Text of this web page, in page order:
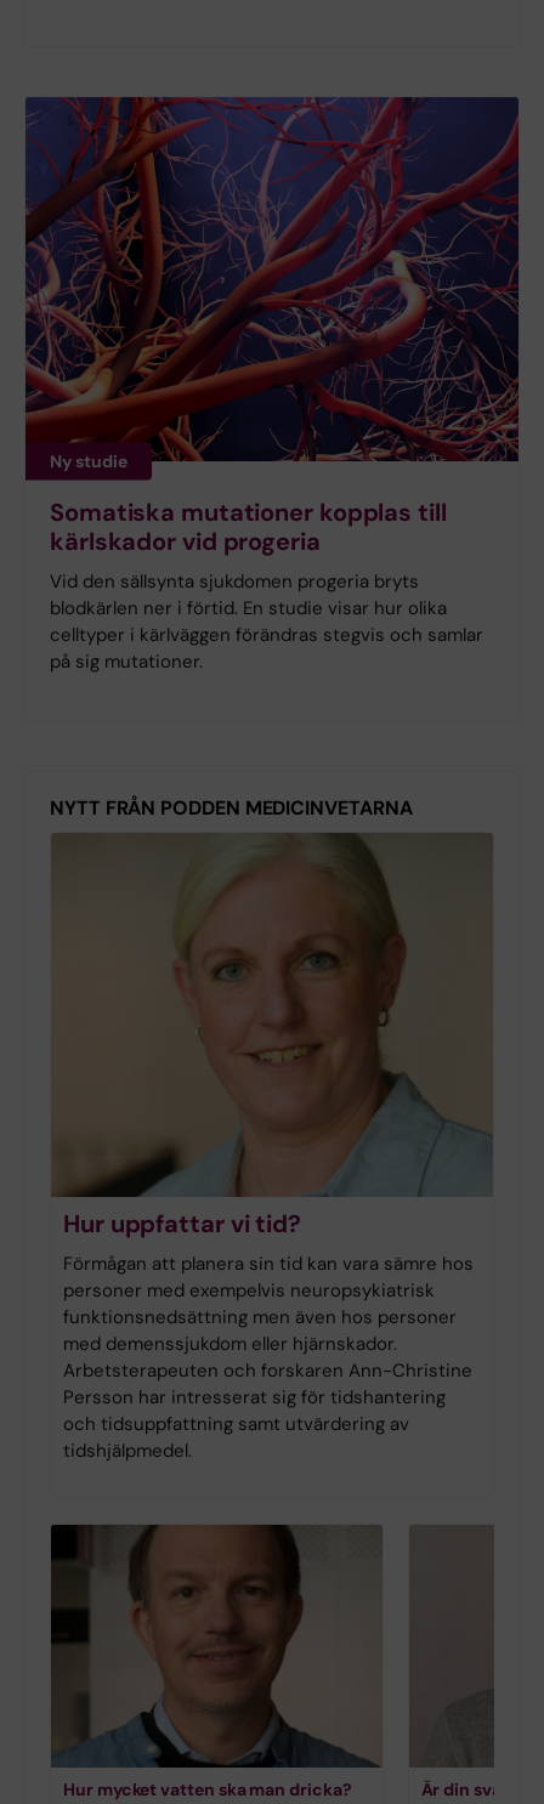
Ny studie
Somatiska mutationer kopplas till
kärlskador vid progeria
Vid den sällsynta sjukdomen progeria bryts
blodkärlen ner i förtid. En studie visar hur olika
celltyper i kärlväggen förändras stegvis och samlar
på sig mutationer.
NYTT FRÅN PODDEN MEDICINVETARNA
Hur uppfattar vi tid?
Förmågan att planera sin tid kan vara sämre hos
personer med exempelvis neuropsykiatrisk
funktionsnedsättning men även hos personer
med demenssjukdom eller hjärnskador.
Arbetsterapeuten och forskaren Ann-Christine
Persson har intresserat sig för tidshantering
och tidsuppfattning samt utvärdering av
tidshjälpmedel.
Hur mycket vatten ska man dricka? Är din